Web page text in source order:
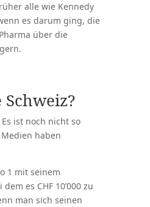
alle wie Kennedy
es darum ging, die
über die
ist noch nicht so
haben
1 mit seinem
es CHF 10’000 zu
man sich seinen